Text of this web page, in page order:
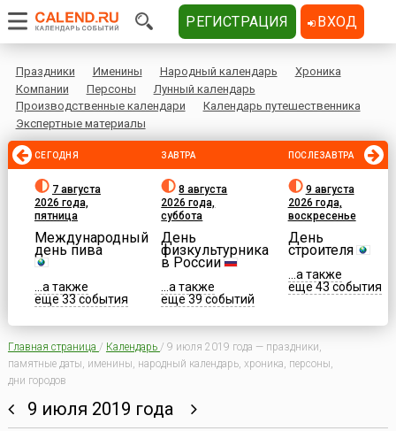
Праздники Именины Народный календарь
Хроника
Компании
Персоны
Лунный календарь
Производственные календари
Календарь путешественника
Экспертные материалы
СЕГОДНЯ
7 августа
2026 года,
пятница
Международный
день пива
...а также
еще 33 события
ЗАВТРА
8 августа
2026 года,
суббота
День
физкультурника
в России
...а также
еще 39 событий
ПОСЛЕЗАВТРА
9 августа
2026 года,
воскресенье
День
строителя
...а также
еще 43 события
Главная страница / Календарь / 9 июля 2019 года — праздники,
памятные даты, именины, народный календарь, хроника, персоны,
дни городов
9 июля 2019 года
РЕГИСТРАЦИЯ ВХОД